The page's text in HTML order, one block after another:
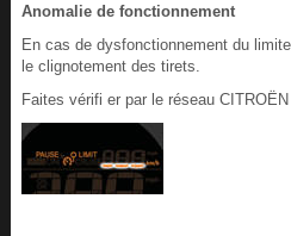
Anomalie de fonctionnement
En cas de dysfonctionnement du
le clignotement des tirets.
Faites vérifi er par le réseau